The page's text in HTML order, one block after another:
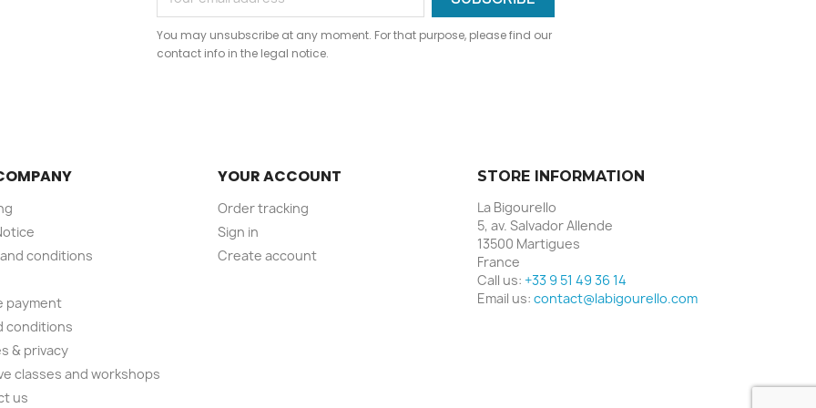
You may unsubscribe at any moment. For that purpose, please find our
contact info in the legal notice.
conditions
payment
conditions
& privacy
classes and workshops
us
YOUR ACCOUNT
Order tracking
Sign in
Create account
STORE INFORMATION
La Bigourello
5, av. Salvador Allende
13500 Martigues
France
Call us: +33 9 51 49 36 14
Email us: contact@labigourello.com